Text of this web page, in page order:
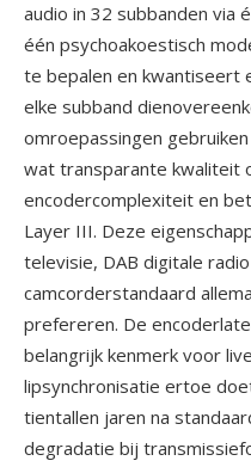
audio in 32 subbanden via
één psychoakoestisch
te bepalen en kwantiseert
elke subband
omroepassingen
wat transparante kwaliteit
encodercomplexiteit en
Layer III. Deze
televisie, DAB digitale
camcorderstandaard
prefereren. De
belangrijk kenmerk voor
lipsynchronisatie ertoe
tientallen jaren na
degradatie bij